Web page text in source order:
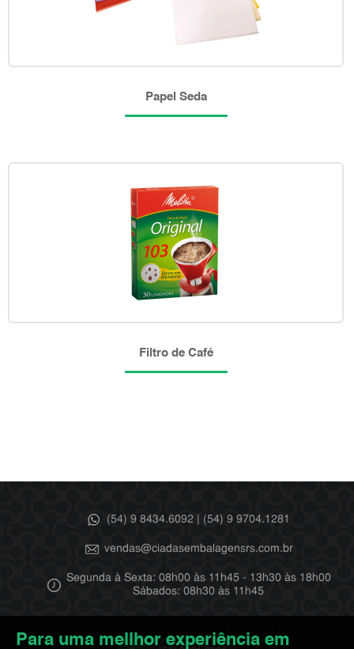
Papel Seda
Filtro de Café
(54) 9 8434.6092 | (54) 9 9704.1281
vendas@ciadasembalagensrs.com.br
Segunda à Sexta: 08h00 às 11h45 - 13h30 às 18h00
Sábados: 08h30 às 11h45
Para uma mellhor experiência em